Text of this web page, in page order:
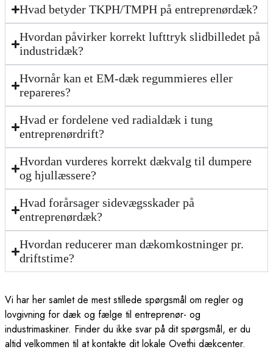
Hvad betyder TKPH/TMPH på entreprenørdæk?
Hvordan påvirker korrekt lufttryk slidbilledet på
industridæk?
Hvornår kan et EM-dæk regummieres eller
repareres?
Hvad er fordelene ved radialdæk i tung
entreprenørdrift?
Hvordan vurderes korrekt dækvalg til dumpere
og hjullæssere?
Hvad forårsager sidevægsskader på
entreprenørdæk?
Hvordan reducerer man dækomkostninger pr.
driftstime?
Vi har her samlet de mest stillede spørgsmål om regler og
lovgivning for dæk og fælge til entreprenør- og
industrimaskiner. Finder du ikke svar på dit spørgsmål, er du
altid velkommen til at kontakte dit lokale Ovethi dækcenter.